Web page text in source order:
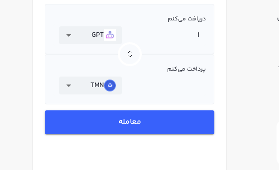
دریافت می‌کنم
GPT
پرداخت می‌کنم
TMN
معامله